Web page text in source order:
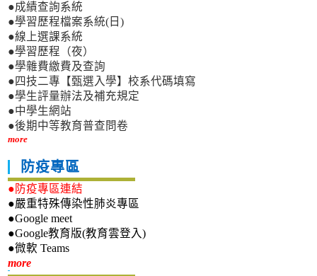
●成績查詢系統
●學習歷程檔案系統(日)
●線上選課系統
●學習歷程（夜）
●學雜費繳費及查詢
●四技二專【甄選入學】校系代碼填寫
●學生評量辦法及補充規定
●中學生網站
●後期中等教育普查問卷
more
防疫專區
●防疫專區連結
●嚴重特殊傳染性肺炎專區
●Google meet
●Google教育版(教育雲登入)
●微軟 Teams
more新生專區